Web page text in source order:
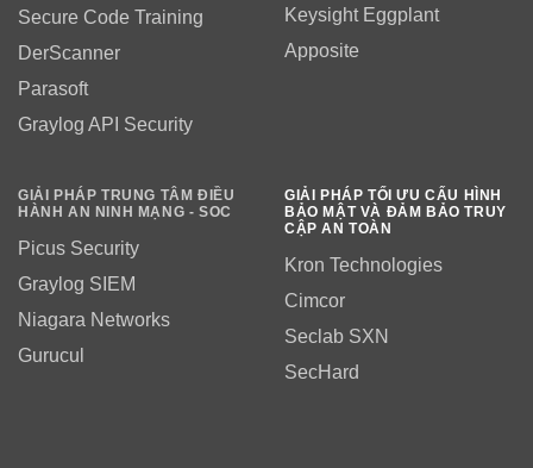
Secure Code Training
DerScanner
Parasoft
Graylog API Security
Keysight Eggplant
Apposite
GIẢI PHÁP TRUNG TÂM ĐIỀU
HÀNH AN NINH MẠNG - SOC
Picus Security
Graylog SIEM
Niagara Networks
Gurucul
GIẢI PHÁP TỐI ƯU CẤU HÌNH
BẢO MẬT VÀ ĐẢM BẢO TRUY
CẬP AN TOÀN
Kron Technologies
Cimcor
Seclab SXN
SecHard